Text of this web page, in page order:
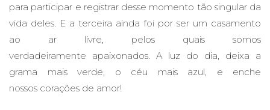
para participar e registrar desse momento tão singular da
vida deles. E a terceira ainda foi por ser um casamento
ao ar livre, pelos quais somos
verdadeiramente apaixonados. A luz do dia, deixa a
grama mais verde, o céu mais azul, e enche
nossos corações de amor!